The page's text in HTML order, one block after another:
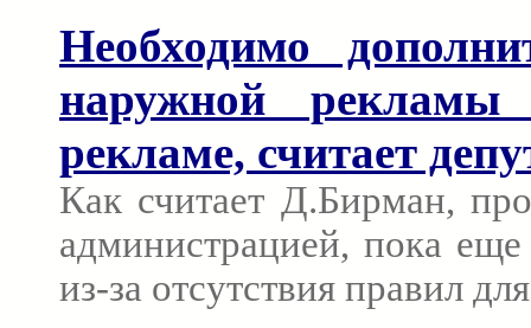
Необходимо
наружной рекламы
рекламе, считает
Как считает Д.Бирман,
администрацией, пока
из-за отсутствия правил